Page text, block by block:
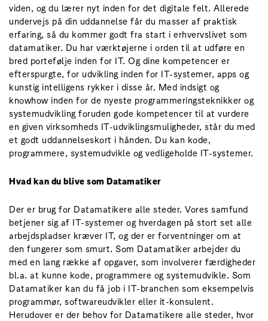
viden, og du lærer nyt inden for det digitale felt. Allerede
undervejs på din uddannelse får du masser af praktisk
erfaring, så du kommer godt fra start i erhvervslivet som
datamatiker. Du har værktøjerne i orden til at udføre en
bred portefølje inden for IT. Og dine kompetencer er
efterspurgte, for udvikling inden for IT-systemer, apps og
kunstig intelligens rykker i disse år. Med indsigt og
knowhow inden for de nyeste programmeringsteknikker og
systemudvikling foruden gode kompetencer til at vurdere
en given virksomheds IT-udviklingsmuligheder, står du med
et godt uddannelseskort i hånden. Du kan kode,
programmere, systemudvikle og vedligeholde IT-systemer.
Hvad kan du blive som Datamatiker
Der er brug for Datamatikere alle steder. Vores samfund
betjener sig af IT-systemer og hverdagen på stort set alle
arbejdspladser kræver IT, og der er forventninger om at
den fungerer som smurt. Som Datamatiker arbejder du
med en lang række af opgaver, som involverer færdigheder
bl.a. at kunne kode, programmere og systemudvikle. Som
Datamatiker kan du få job i IT-branchen som eksempelvis
programmør, softwareudvikler eller it-konsulent.
Herudover er der behov for Datamatikere alle steder, hvor